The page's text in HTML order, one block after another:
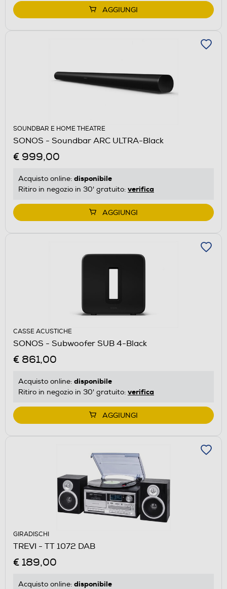
AGGIUNGI
SOUNDBAR E HOME THEATRE
SONOS - Soundbar ARC ULTRA-Black
€ 999,00
Acquisto online: disponibile
Ritiro in negozio in 30' gratuito: verifica
AGGIUNGI
CASSE ACUSTICHE
SONOS - Subwoofer SUB 4-Black
€ 861,00
Acquisto online: disponibile
Ritiro in negozio in 30' gratuito: verifica
AGGIUNGI
GIRADISCHI
TREVI - TT 1072 DAB
€ 189,00
Acquisto online: disponibile